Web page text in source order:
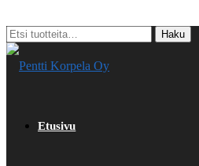
Etsi: Haku
Etusivu